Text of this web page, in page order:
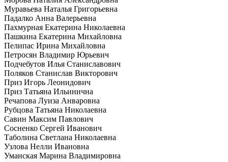
Муравьева Наталья Григорьевна
Падалко Анна Валерьевна
Пахмурная Екатерина Николаевна
Пашкина Екатерина Михайловна
Пелипас Ирина Михайловна
Петросян Владимир Юрьевич
Подчебутов Илья Станиславович
Поляков Станислав Викторович
Приз Игорь Леонидович
Приз Татьяна Ильинична
Речапова Луиза Анваровна
Рубцова Татьяна Николаевна
Савин Максим Павлович
Сосненко Сергей Иванович
Таболина Светлана Николаевна
Узлова Нелли Ивановна
Уманская Марина Владимировна